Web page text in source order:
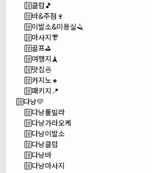
클럽🎵
바&주점🍷
이발소&미용실🪒
마사지👘
골프⛳
여행지🗼
맛집🍜
카지노🔸
패키지📍
다낭💛
다낭풀빌라
다낭가라오케
다낭이발소
다낭클럽
다낭바
다낭마사지